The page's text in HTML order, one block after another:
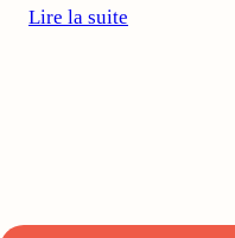
Lire la suite